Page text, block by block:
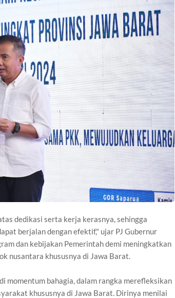
dedikasi serta kerja kerasnya, sehingga
berjalan dengan efektif," ujar PJ Gubernur
dan kebijakan Pemerintah demi meningkatkan
nusantara khususnya di Jawa Barat.
momentum bahagia, dalam rangka merefleksikan
khususnya di Jawa Barat. Dirinya menilai